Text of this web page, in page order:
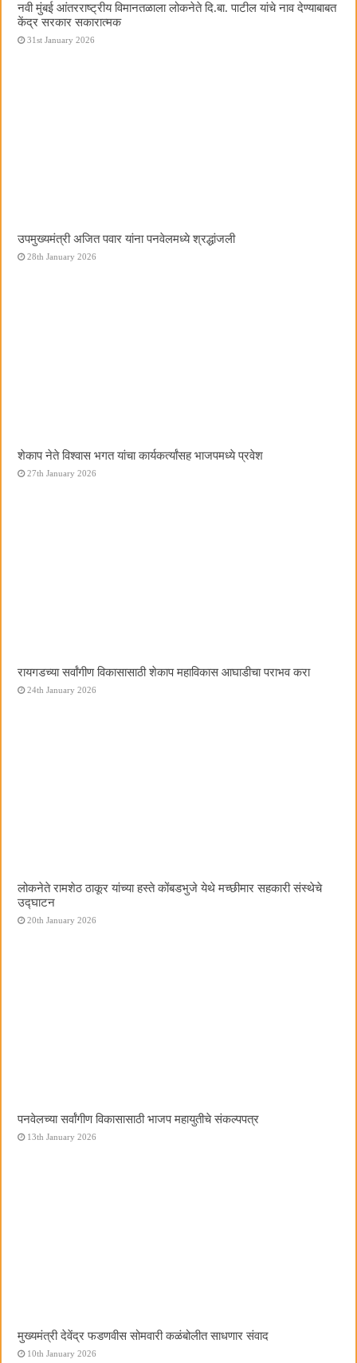
नवी मुंबई आंतरराष्ट्रीय विमानतळाला लोकनेते दि.बा. पाटील यांचे नाव देण्याबाबत
केंद्र सरकार सकारात्मक
31st January 2026
उपमुख्यमंत्री अजित पवार यांना पनवेलमध्ये श्रद्धांजली
28th January 2026
शेकाप नेते विश्वास भगत यांचा कार्यकर्त्यांसह भाजपमध्ये प्रवेश
27th January 2026
रायगडच्या सर्वांगीण विकासासाठी शेकाप महाविकास आघाडीचा पराभव करा
24th January 2026
लोकनेते रामशेठ ठाकूर यांच्या हस्ते कोंबडभुजे येथे मच्छीमार सहकारी संस्थेचे
उद्घाटन
20th January 2026
पनवेलच्या सर्वांगीण विकासासाठी भाजप महायुतीचे संकल्पपत्र
13th January 2026
मुख्यमंत्री देवेंद्र फडणवीस सोमवारी कळंबोलीत साधणार संवाद
10th January 2026